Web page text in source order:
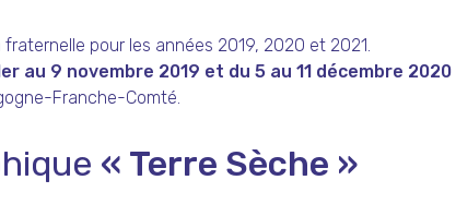
fraternelle pour les années 2019, 2020 et 2021.
au 9 novembre 2019 et du 5 au 11 décembre 2020
Franche-Comté.
« Terre Sèche »